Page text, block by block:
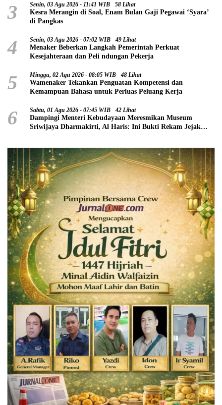
3 Senin, 03 Agu 2026 - 11:41 WIB 58 Lihat
Kesra Merangin di Soal, Enam Bulan Gaji Pegawai ‘Syara’
di Pangkas
4 Senin, 03 Agu 2026 - 07:02 WIB 49 Lihat
Menaker Beberkan Langkah Pemerintah Perkuat
Kesejahteraan dan Peli ndungan Pekerja
5 Minggu, 02 Agu 2026 - 08:05 WIB 48 Lihat
Wamenaker Tekankan Penguatan Kompetensi dan
Kemampuan Bahasa untuk Perluas Peluang Kerja
6 Sabtu, 01 Agu 2026 - 07:45 WIB 42 Lihat
Dampingi Menteri Kebudayaan Meresmikan Museum
Sriwijaya Dharmakirti, Al Haris: Ini Bukti Rekam Jejak